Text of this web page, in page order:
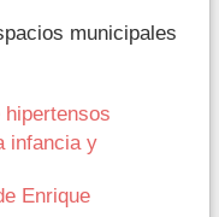
municipales
infancia y
Enrique